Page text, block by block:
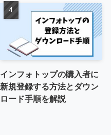
インフォトップの購入者に
新規登録する方法とダウン
ロード手順を解説